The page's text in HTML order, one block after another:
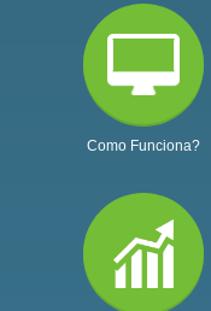
Como Funciona?